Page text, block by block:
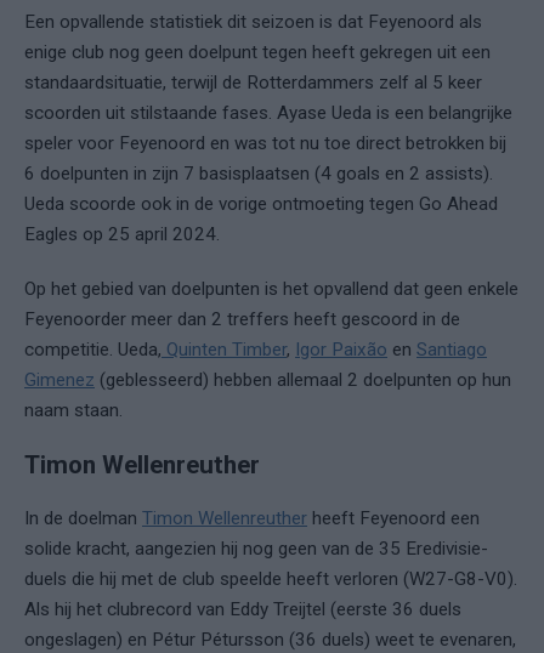
Een opvallende statistiek dit seizoen is dat Feyenoord als
enige club nog geen doelpunt tegen heeft gekregen uit een
standaardsituatie, terwijl de Rotterdammers zelf al 5 keer
scoorden uit stilstaande fases. Ayase Ueda is een belangrijke
speler voor Feyenoord en was tot nu toe direct betrokken bij
6 doelpunten in zijn 7 basisplaatsen (4 goals en 2 assists).
Ueda scoorde ook in de vorige ontmoeting tegen Go Ahead
Eagles op 25 april 2024.
Op het gebied van doelpunten is het opvallend dat geen enkele
Feyenoorder meer dan 2 treffers heeft gescoord in de
competitie. Ueda, Quinten Timber, Igor Paixão en Santiago
Gimenez (geblesseerd) hebben allemaal 2 doelpunten op hun
naam staan.
Timon Wellenreuther
In de doelman Timon Wellenreuther heeft Feyenoord een
solide kracht, aangezien hij nog geen van de 35 Eredivisie-
duels die hij met de club speelde heeft verloren (W27-G8-V0).
Als hij het clubrecord van Eddy Treijtel (eerste 36 duels
ongeslagen) en Pétur Pétursson (36 duels) weet te evenaren,